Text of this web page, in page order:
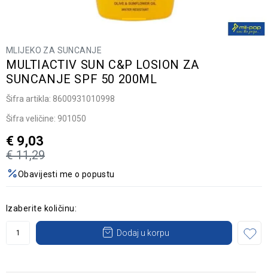
MLIJEKO ZA SUNCANJE
MULTIACTIV SUN C&P LOSION ZA
SUNCANJE SPF 50 200ML
Šifra artikla: 8600931010998
Šifra veličine: 901050
€ 11,29
€ 9,03
Obavijesti me o popustu
Izaberite količinu:
Dodaj u korpu